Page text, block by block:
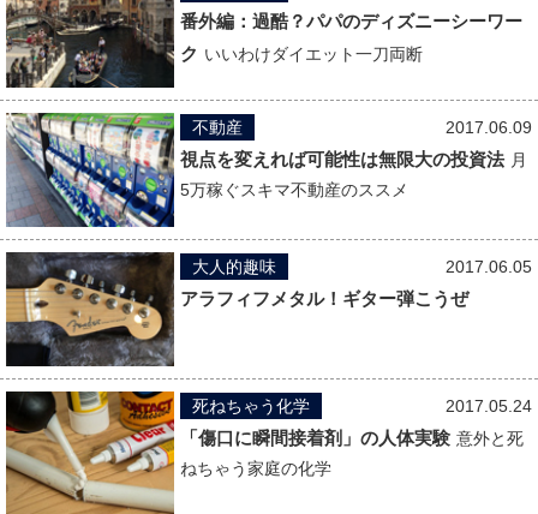
番外編：過酷？パパのディズニーシーワー
ク いいわけダイエット一刀両断
2017.06.09
不動産
視点を変えれば可能性は無限大の投資法 月
5万稼ぐスキマ不動産のススメ
2017.06.05
大人的趣味
アラフィフメタル！ギター弾こうぜ
2017.05.24
死ねちゃう化学
「傷口に瞬間接着剤」の人体実験 意外と死
ねちゃう家庭の化学